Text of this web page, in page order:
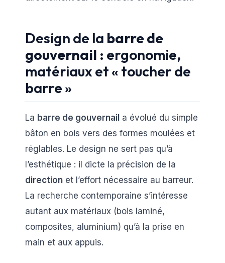
Design de la barre de
gouvernail : ergonomie,
matériaux et « toucher de
barre »
La barre de gouvernail a évolué du simple
bâton en bois vers des formes moulées et
réglables. Le design ne sert pas qu’à
l’esthétique : il dicte la précision de la
direction et l’effort nécessaire au barreur.
La recherche contemporaine s’intéresse
autant aux matériaux (bois laminé,
composites, aluminium) qu’à la prise en
main et aux appuis.